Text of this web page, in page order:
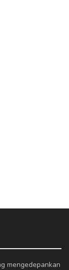
mengedepankan